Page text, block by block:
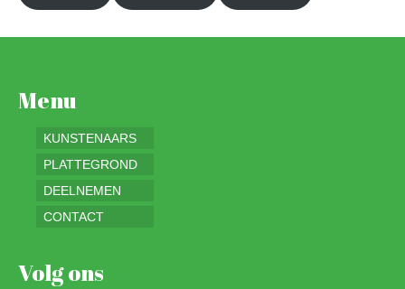
Menu
KUNSTENAARS
PLATTEGROND
DEELNEMEN
CONTACT
Volg ons